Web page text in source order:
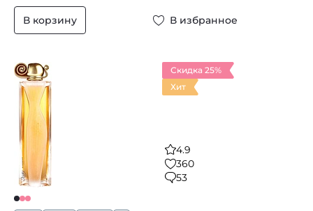
В корзину В избранное
Скидка 25%
Хит
4.9
360
53